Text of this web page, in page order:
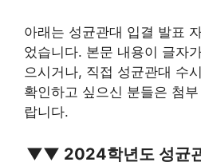
아래는 성균관대 입결 발표
었습니다. 본문 내용이 글자
으시거나, 직접 성균관대 수
확인하고 싶으신 분들은 첨
랍니다.
▼▼ 2024학년도 성균